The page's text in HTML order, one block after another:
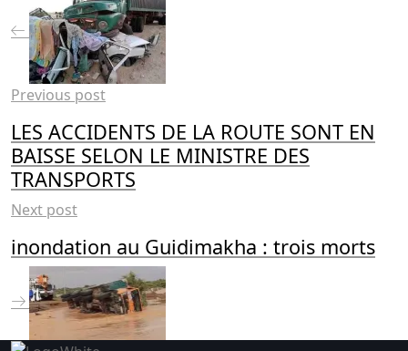
Previous post
LES ACCIDENTS DE LA ROUTE SONT EN
BAISSE SELON LE MINISTRE DES
TRANSPORTS
Next post
inondation au Guidimakha : trois morts